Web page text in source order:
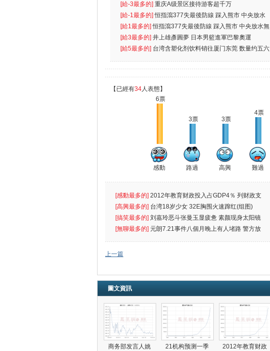
先
[給-3最多的] 重庆A级景区接待游客超千万
[給-1最多的]恒指瀉377失最後防線 踩入熊市 中央放水
無
[給1最多的]恒指瀉377失最後防線 踩入熊市 中央放水無
[給3最多的] 井上雄彥圓夢 日本男籃進軍巴黎奧運
[給5最多的] 台湾含塑化剂饮料销往厦门东莞 数量约五六
【已經有34人表態】
6票
感動
3票
路過
3票
高興
4票
難過
[感動最多的] 2012年教育财政投入占GDP4％ 列财政支
出首位
[高興最多的] 台湾18岁少女 32E胸围火速蹿红(组图)
[搞笑最多的] 刘嘉玲恶斗张曼玉显疲惫 素颜现身太阳镜
遮
[無聊最多的] 元朗7.21事件八個月晚上有人堵路 警方放
催
上一篇
圖文資訊
商务部发言人姚 21机构预测一季 2012年教育财政